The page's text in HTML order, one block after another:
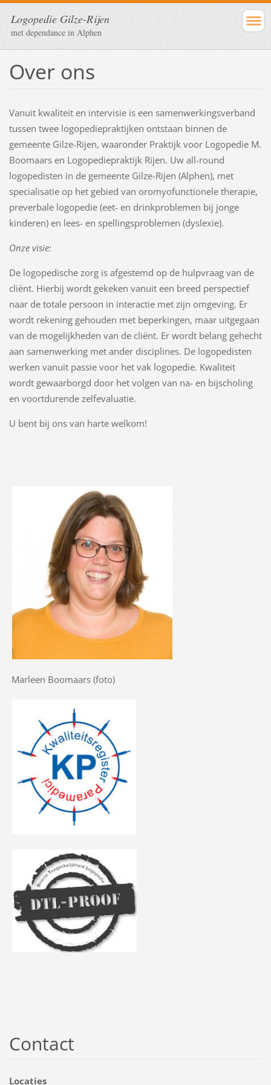
Logopedie Gilze-Rijen
met dependance in Alphen
Over ons
Vanuit kwaliteit en intervisie is een samenwerkingsverband
tussen twee logopediepraktijken ontstaan binnen de
gemeente Gilze-Rijen, waaronder Praktijk voor Logopedie M.
Boomaars en Logopediepraktijk Rijen. Uw all-round
logopedisten in de gemeente Gilze-Rijen (Alphen), met
specialisatie op het gebied van oromyofunctionele therapie,
preverbale logopedie (eet- en drinkproblemen bij jonge
kinderen) en lees- en spellingsproblemen (dyslexie).
Onze visie:
De logopedische zorg is afgestemd op de hulpvraag van de
cliënt. Hierbij wordt gekeken vanuit een breed perspectief
naar de totale persoon in interactie met zijn omgeving. Er
wordt rekening gehouden met beperkingen, maar uitgegaan
van de mogelijkheden van de cliënt. Er wordt belang gehecht
aan samenwerking met ander disciplines. De logopedisten
werken vanuit passie voor het vak logopedie. Kwaliteit
wordt gewaarborgd door het volgen van na- en bijscholing
en voortdurende zelfevaluatie.
U bent bij ons van harte welkom!
Marleen Boomaars (foto)
Contact
Locaties